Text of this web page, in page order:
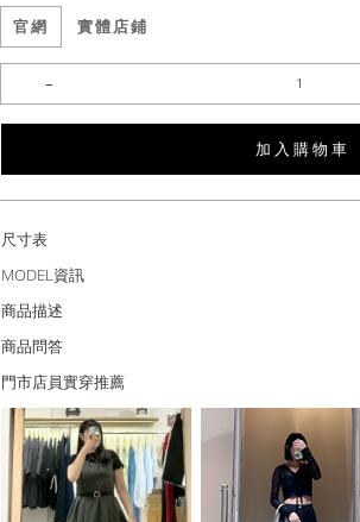
官網 實體店鋪
加 入 購 物 車
尺寸表
MODEL資訊
商品描述
商品問答
門市店員實穿推薦